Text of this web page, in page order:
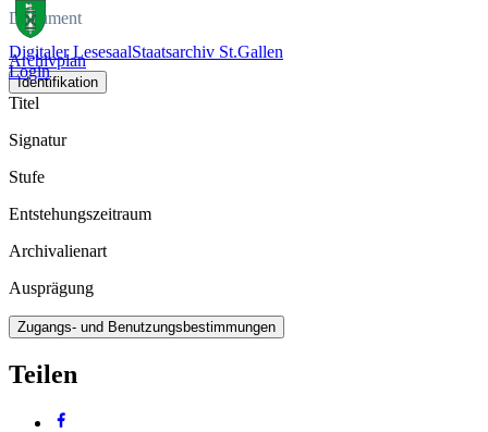
Digitaler LesesaalStaatsarchiv St.Gallen
Login
Dokument
Archivplan
Identifikation
Titel
Signatur
Stufe
Entstehungszeitraum
Archivalienart
Ausprägung
Zugangs- und Benutzungsbestimmungen
Teilen